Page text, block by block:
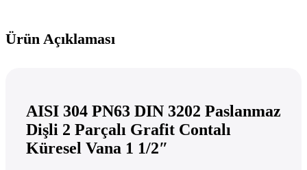
Ürün Açıklaması
AISI 304 PN63 DIN 3202 Paslanmaz
Dişli 2 Parçalı Grafit Contalı
Küresel Vana 1 1/2″